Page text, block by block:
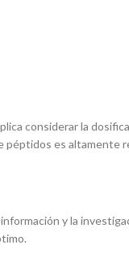
considerar la
péptidos es altamente
y la